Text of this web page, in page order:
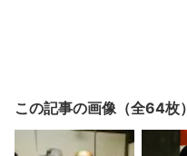
この記事の画像（全64枚）